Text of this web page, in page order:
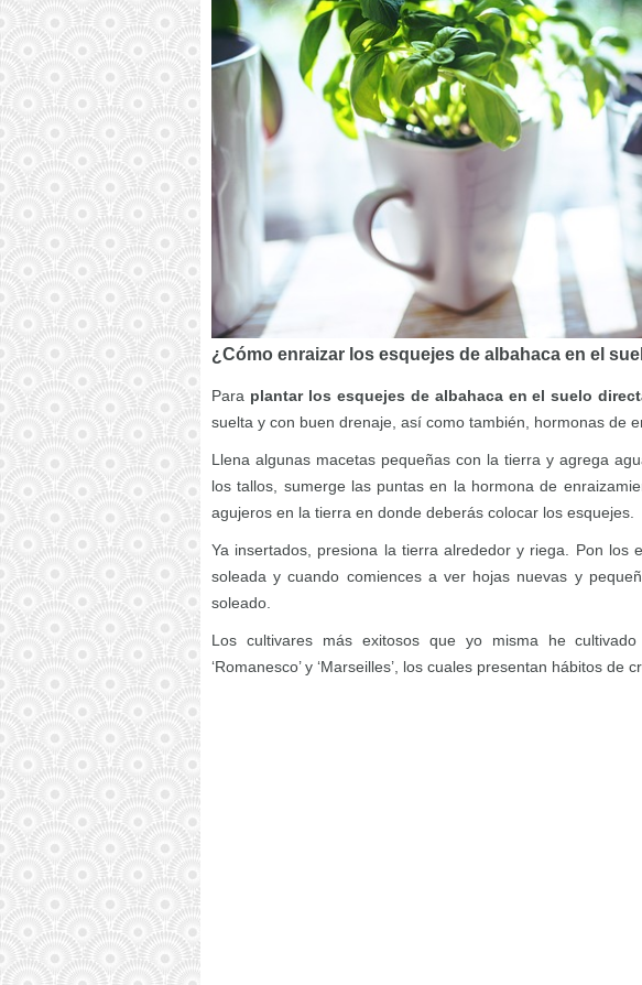
¿Cómo enraizar los esquejes de albahaca en el
Para plantar los esquejes de albahaca en el suelo
suelta y con buen drenaje, así como también, hormonas de
Llena algunas macetas pequeñas con la tierra y agrega
los tallos, sumerge las puntas en la hormona de
agujeros en la tierra en donde deberás colocar los esquejes.
Ya insertados, presiona la tierra alrededor y riega. Pon los
soleada y cuando comiences a ver hojas nuevas y
soleado.
Los cultivares más exitosos que yo misma he cultivado
‘Romanesco’ y ‘Marseilles’, los cuales presentan hábitos de